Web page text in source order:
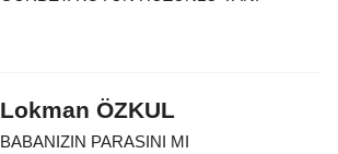
Lokman ÖZKUL
BABANIZIN PARASINI MI